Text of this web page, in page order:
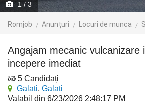
1 / 3
Romjob Anunțuri Locuri de munca
Angajam mecanic vulcanizare in Galati cu
incepere imediat
5 Candidați
Galati, Galati
Valabil din 6/23/2026 2:48:17 PM